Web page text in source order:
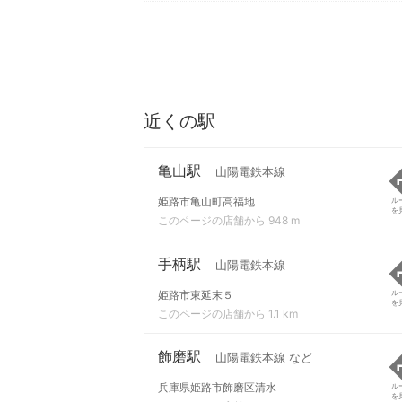
近くの駅
亀山駅 山陽電鉄本線
姫路市亀山町高福地
このページの店舗から 948 m
ル
を
手柄駅 山陽電鉄本線
姫路市東延末５
このページの店舗から 1.1 km
ル
を
飾磨駅 山陽電鉄本線 など
兵庫県姫路市飾磨区清水
ル
を